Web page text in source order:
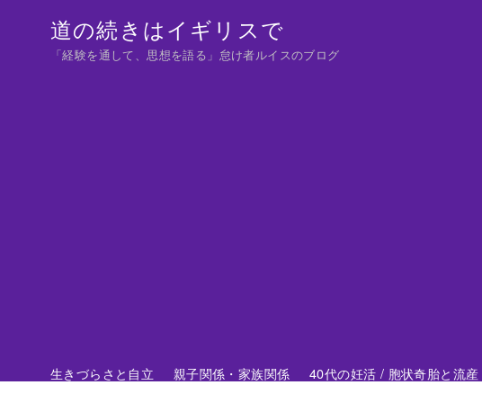
道の続きはイギリスで
「経験を通して、思想を語る」怠け者ルイスのブログ
生きづらさと自立 親子関係・家族関係 40代の妊活 / 胞状奇胎と流産